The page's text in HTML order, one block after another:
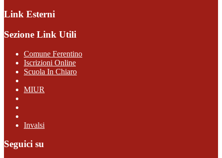
Link Esterni
Sezione Link Utili
Comune Ferentino
Iscrizioni Online
Scuola In Chiaro
MIUR
Invalsi
Seguici su